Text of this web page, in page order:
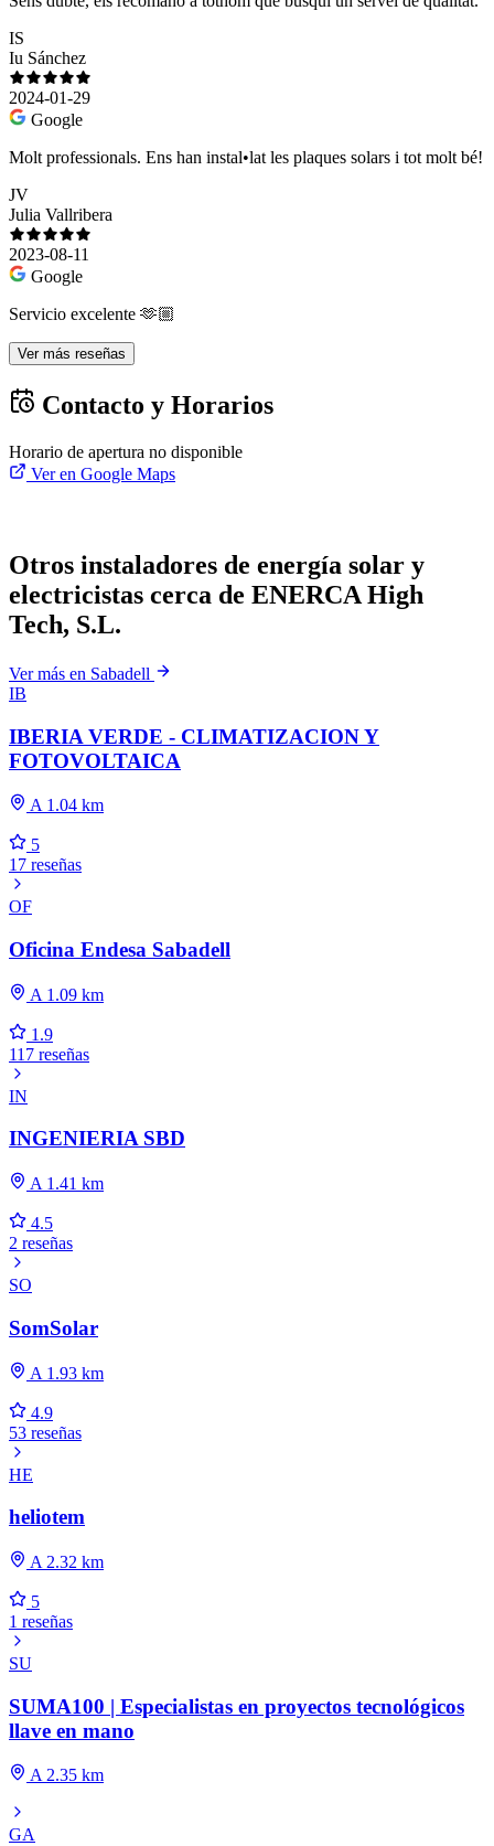
IS
Iu Sánchez
2024-01-29
Google
Molt professionals. Ens han instal•lat les plaques solars i tot molt bé!
JV
Julia Vallribera
2023-08-11
Google
Servicio excelente 🫶🏼
Ver más reseñas
Contacto y Horarios
Horario de apertura no disponible
Ver en Google Maps
Otros instaladores de energía solar y
electricistas cerca de ENERCA High
Tech, S.L.
Ver más en Sabadell
IB
IBERIA VERDE - CLIMATIZACION Y
FOTOVOLTAICA
A 1.04 km
5
17 reseñas
OF
Oficina Endesa Sabadell
A 1.09 km
1.9
117 reseñas
IN
INGENIERIA SBD
A 1.41 km
4.5
2 reseñas
SO
SomSolar
A 1.93 km
4.9
53 reseñas
HE
heliotem
A 2.32 km
5
1 reseñas
SU
SUMA100 | Especialistas en proyectos tecnológicos
llave en mano
A 2.35 km
GA